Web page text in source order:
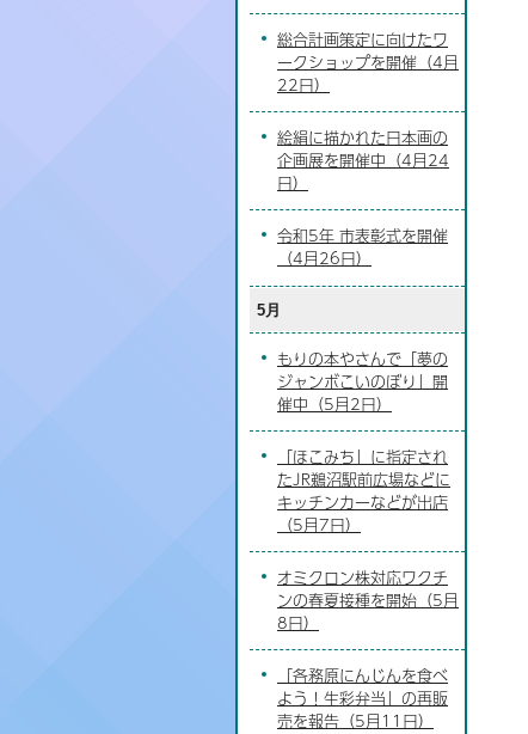
総合計画策定に向けたワ
ークショップを開催（4月
22日）
絵絹に描かれた日本画の
企画展を開催中（4月24
日）
令和5年 市表彰式を開催
（4月26日）
5月
もりの本やさんで「夢の
ジャンボこいのぼり」開
催中（5月2日）
「ほこみち」に指定され
たJR鵜沼駅前広場などに
キッチンカーなどが出店
（5月7日）
オミクロン株対応ワクチ
ンの春夏接種を開始（5月
8日）
「各務原にんじんを食べ
よう！生彩弁当」の再販
売を報告（5月11日）